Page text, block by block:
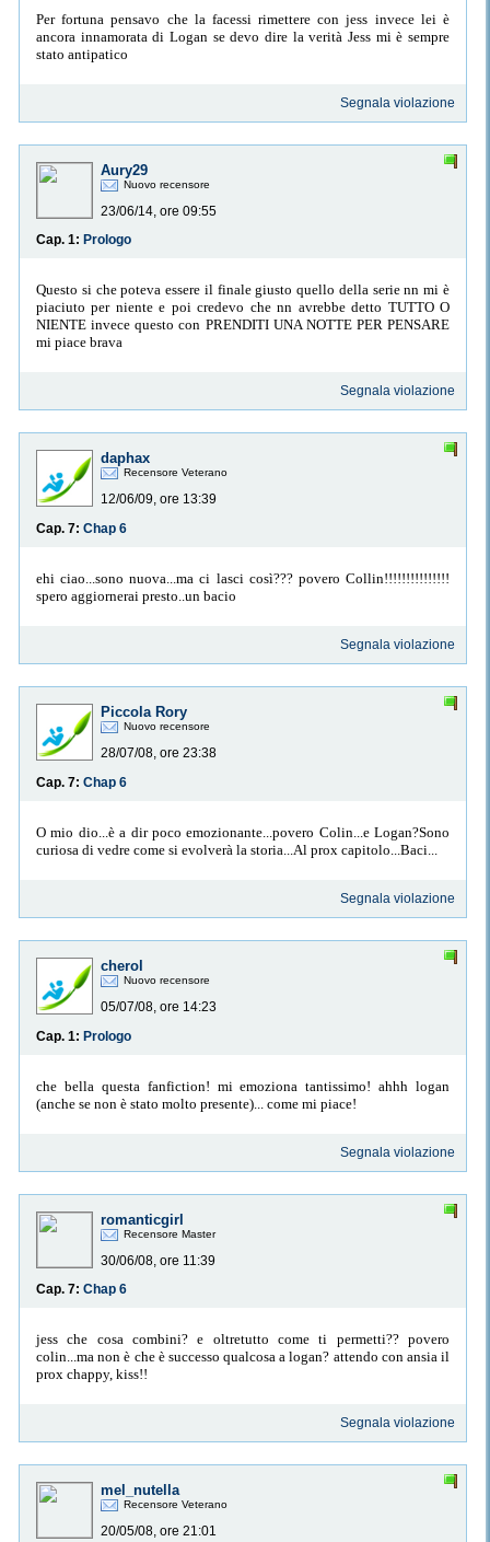
Per fortuna pensavo che la facessi rimettere con jess invece lei è
ancora innamorata di Logan se devo dire la verità Jess mi è sempre
stato antipatico
Segnala violazione
Aury29
Nuovo recensore
23/06/14, ore 09:55
Cap. 1: Prologo
Questo si che poteva essere il finale giusto quello della serie nn mi è
piaciuto per niente e poi credevo che nn avrebbe detto TUTTO O
NIENTE invece questo con PRENDITI UNA NOTTE PER PENSARE
mi piace brava
Segnala violazione
daphax
Recensore Veterano
12/06/09, ore 13:39
Cap. 7: Chap 6
ehi ciao...sono nuova...ma ci lasci così??? povero Collin!!!!!!!!!!!!!!!
spero aggiornerai presto..un bacio
Segnala violazione
Piccola Rory
Nuovo recensore
28/07/08, ore 23:38
Cap. 7: Chap 6
O mio dio...è a dir poco emozionante...povero Colin...e Logan?Sono
curiosa di vedre come si evolverà la storia...Al prox capitolo...Baci...
Segnala violazione
cherol
Nuovo recensore
05/07/08, ore 14:23
Cap. 1: Prologo
che bella questa fanfiction! mi emoziona tantissimo! ahhh logan
(anche se non è stato molto presente)... come mi piace!
Segnala violazione
romanticgirl
Recensore Master
30/06/08, ore 11:39
Cap. 7: Chap 6
jess che cosa combini? e oltretutto come ti permetti?? povero
colin...ma non è che è successo qualcosa a logan? attendo con ansia il
prox chappy, kiss!!
Segnala violazione
mel_nutella
Recensore Veterano
20/05/08, ore 21:01